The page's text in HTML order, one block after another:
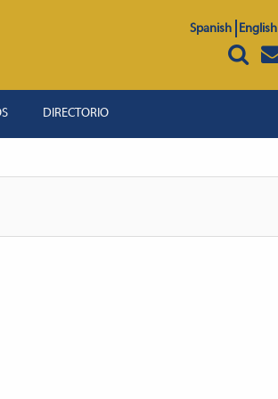
Spanish English
DIRECTORIO